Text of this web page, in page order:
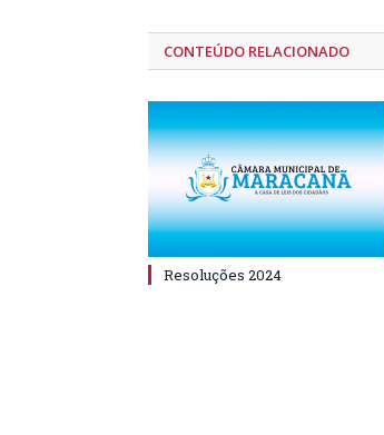
CONTEÚDO RELACIONADO
Resoluções 2024